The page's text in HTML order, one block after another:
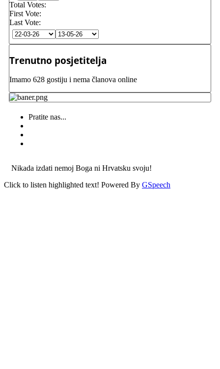
Total Votes:
First Vote:
Last Vote:
Trenutno posjetitelja
Imamo 628 gostiju i nema članova online
Pratite nas...
Nikada izdati nemoj Boga ni Hrvatsku svoju!
Click to listen highlighted text! Powered By GSpeech